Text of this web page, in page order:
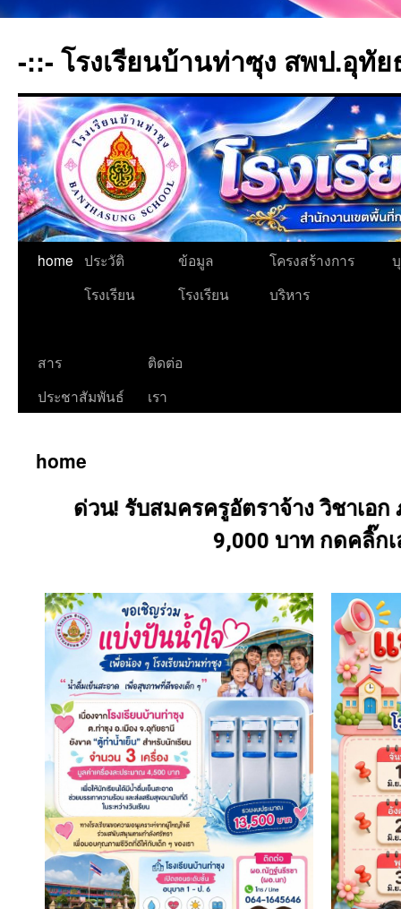
-::- โรงเรียนบ้านท่าซุง สพป.อุทั
home ประวัติ
โรงเรียน
ข้อมูล
โรงเรียน
โครงสร้างการ
บริหาร
สาร
ประชาสัมพันธ์
ติดต่อ
เรา
home
ด่วน! รับสมครครูอัตราจ้าง วิชาเอก
9,000 บาท กดคลิ๊กเ